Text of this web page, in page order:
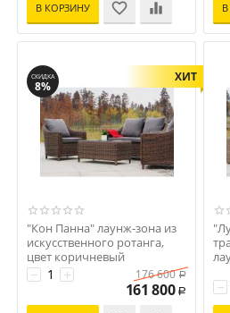
В КОРЗИНУ
ХИТ
СКИДКА
8%
"Кон Панна" лаунж-зона из
искусственного ротанга,
цвет коричневый
Код: 00-00000058
+
− 176 600 Р
161 800 Р −